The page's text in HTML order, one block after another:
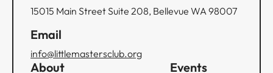
15015 Main Street Suite 208, Bellevue WA 98007
Email
info@littlemastersclub.org
About Events